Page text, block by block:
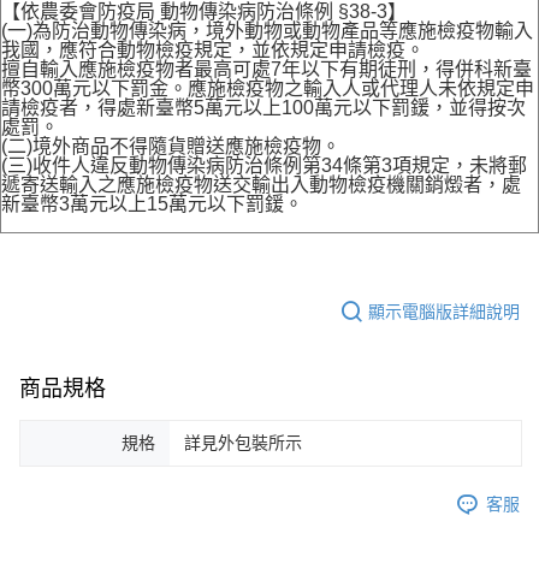
【依農委會防疫局 動物傳染病防治條例 §38-3】
(一)為防治動物傳染病，境外動物或動物產品等應施檢疫物輸入
我國，應符合動物檢疫規定，並依規定申請檢疫。
擅自輸入應施檢疫物者最高可處7年以下有期徒刑，得併科新臺
幣300萬元以下罰金。應施檢疫物之輸入人或代理人未依規定申
請檢疫者，得處新臺幣5萬元以上100萬元以下罰鍰，並得按次
處罰。
(二)境外商品不得隨貨贈送應施檢疫物。
(三)收件人違反動物傳染病防治條例第34條第3項規定，未將郵
遞寄送輸入之應施檢疫物送交輸出入動物檢疫機關銷燬者，處
新臺幣3萬元以上15萬元以下罰鍰。
顯示電腦版詳細說明
商品規格
規格 詳見外包裝所示
客服